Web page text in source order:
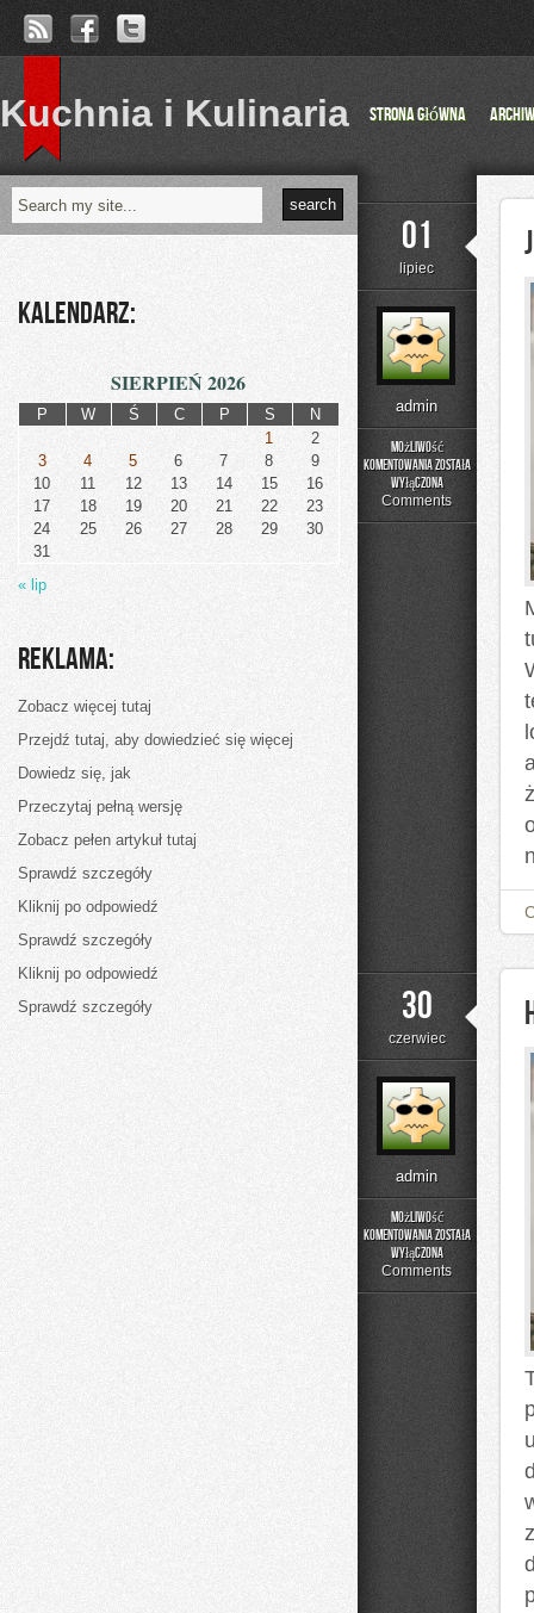
Kuchnia i Kulinaria Strona główna
01
lipiec
admin
Możliwość
komentowaniazostała
wyłączona
Comments
30
czerwiec
admin
Możliwość
komentowania
Historia
Przemysłu
została
wyłączona
Comments
Kalendarz:
SIERPIEŃ 2026
P W Ś C P S
N
1
2
3
4 5 6 7 8
9
10
11 12 13 14 15
16
17
18 19 20 21 22
23
24
25 26 27 28 29
30
31
« lip
Reklama:
Zobacz więcej tutaj
Przejdź tutaj, aby dowiedzieć się więcej
Dowiedz się, jak
Przeczytaj pełną wersję
Zobacz pełen artykuł tutaj
Sprawdź szczegóły
Kliknij po odpowiedź
Sprawdź szczegóły
Kliknij po odpowiedź
Sprawdź szczegóły